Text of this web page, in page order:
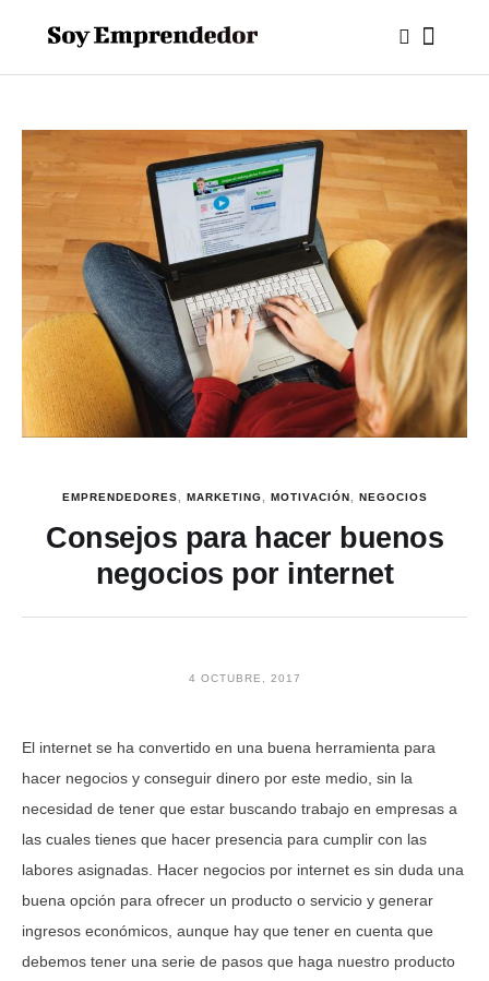
EMPRENDEDORES MARKETING MOTIVACIÓN NEGOCIOS
Consejos para hacer buenos
negocios por internet
4 OCTUBRE, 2017
El internet se ha convertido en una buena herramienta para
hacer negocios y conseguir dinero por este medio, sin la
necesidad de tener que estar buscando trabajo en empresas a
las cuales tienes que hacer presencia para cumplir con las
labores asignadas. Hacer negocios por internet es sin duda una
buena opción para ofrecer un producto o servicio y generar
ingresos económicos, aunque hay que tener en cuenta que
debemos tener una serie de pasos que haga nuestro producto